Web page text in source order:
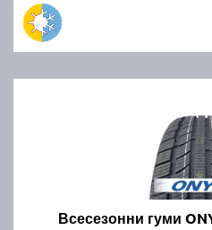
Всесезонни гуми